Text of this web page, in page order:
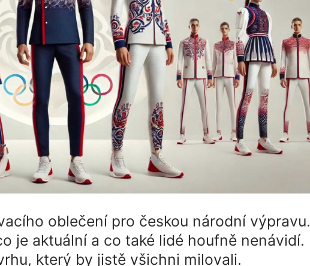
oblečení pro českou národní výpravu.
je aktuální a co také lidé houfně nenávidí.
který by jistě všichni milovali.